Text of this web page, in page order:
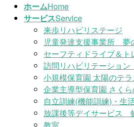
ホームHome
サービスService
来歩リハビリステージ
児童発達支援事業所 夢
セーフティドライブ＆
訪問リハビリテーショ
小規模保育園 太陽のテラ
企業主導型保育園 さく
自立訓練(機能訓練)・
放課後等デイサービス